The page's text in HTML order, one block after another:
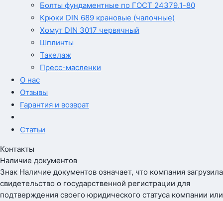
Болты фундаментные по ГОСТ 24379.1-80
Крюки DIN 689 крановые (чалочные)
Хомут DIN 3017 червячный
Шплинты
Такелаж
Пресс-масленки
О нас
Отзывы
Гарантия и возврат
Статьи
Контакты
Наличие документов
Знак Наличие документов означает, что компания загрузила
свидетельство о государственной регистрации для
подтверждения своего юридического статуса компании или